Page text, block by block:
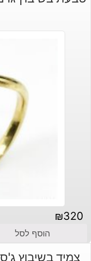
היה:
הוא:
₪320
הוסף לסל
צמיד בשיבוץ